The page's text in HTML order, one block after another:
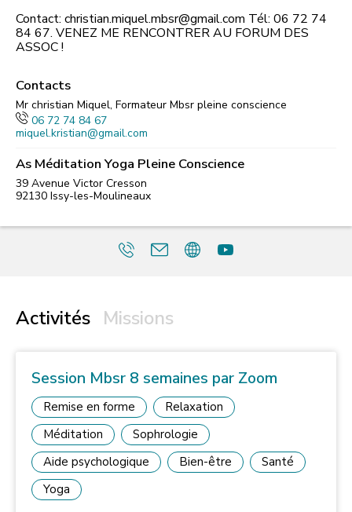
Contact: christian.miquel.mbsr@gmail.com Tél: 06 72 74
84 67. VENEZ ME RENCONTRER AU FORUM DES
Contacts
Mr christian Miquel, Formateur Mbsr pleine conscience
06 72 74 84 67
miquel.kristian@gmail.com
As Méditation Yoga Pleine Conscience
39 Avenue Victor Cresson
92130 Issy-les-Moulineaux
Activités Missions
Session Mbsr 8 semaines par Zoom
Remise en forme
Relaxation
Méditation
Sophrologie
Aide psychologique
Bien-être
Santé
Yoga